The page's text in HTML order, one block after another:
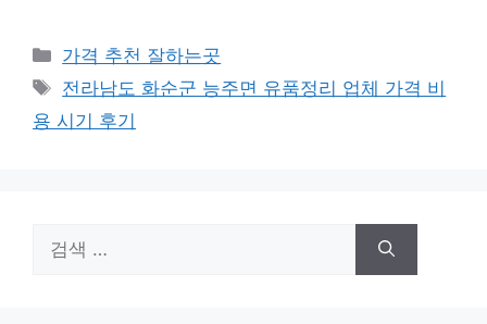
카
테
리
가격 추천 잘하는곳
태
그
전라남도 화순군 능주면 유품정리 업체 가격 비
용 시기 후기
색: